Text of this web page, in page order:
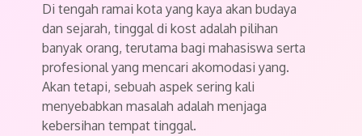
Di tengah ramai kota yang kaya akan budaya
dan sejarah, tinggal di kost adalah pilihan
banyak orang, terutama bagi mahasiswa serta
profesional yang mencari akomodasi yang.
Akan tetapi, sebuah aspek sering kali
menyebabkan masalah adalah menjaga
kebersihan tempat tinggal.